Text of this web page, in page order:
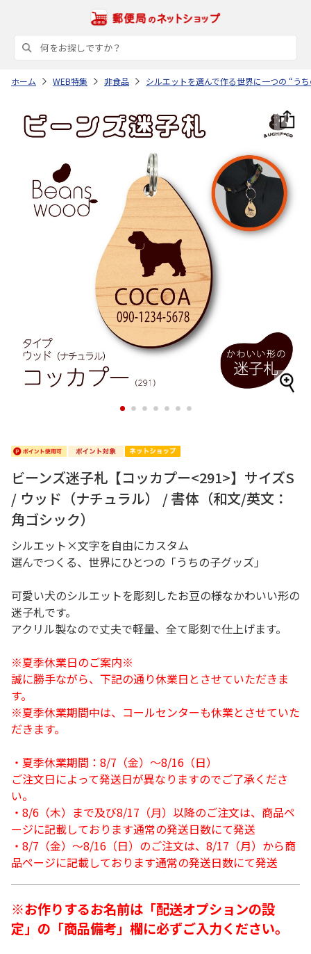
ホーム WEB特集 非食品 シルエットを選んで作る世界に一つの “う
1 2 3 4 5 6 7
ビーンズ迷子札【コッカプー<291>】サイズS
/ ウッド（ナチュラル） / 書体（和文/英文：
角ゴシック）
シルエット×文字を自由にカスタム
選んでつくる、世界にひとつの「うちの子グッズ」
可愛い犬のシルエットを彫刻したお豆の様なかわいい形の
迷子札です。
アクリル製なので丈夫で軽量、全て彫刻で仕上げます。
※夏季休業日のご案内※
誠に勝手ながら、下記の通り休業日とさせていただきま
す。
※夏季休業期間中は、コールセンターも休業とさせていた
だきます。
・夏季休業期間：8/7（金）～8/16（日）
ご注文日によって発送日が異なりますのでご了承くださ
い。
・8/6（木）まで及び8/17（月）以降のご注文は、商品ペ
ージに記載しております通常の発送日数にて発送
・8/7（金）～8/16（日）のご注文は、8/17（月）から商
品ページに記載しております通常の発送日数にて発送
※お作りするお名前は「配送オプションの設
定」の「商品備考」欄に必ずご入力ください。